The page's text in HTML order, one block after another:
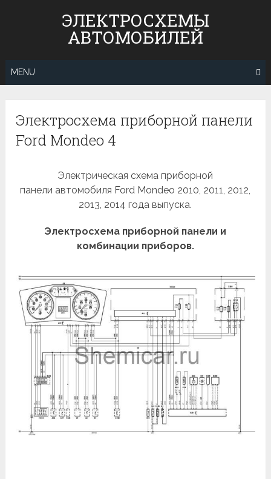
ЭЛЕКТРОСХЕМЫ
АВТОМОБИЛЕЙ
MENU
Электросхема приборной панели
Ford Mondeo 4
Электрическая схема приборной
панели автомобиля Ford Mondeo 2010, 2011, 2012,
2013, 2014 года выпуска.
Электросхема приборной панели и
комбинации приборов.